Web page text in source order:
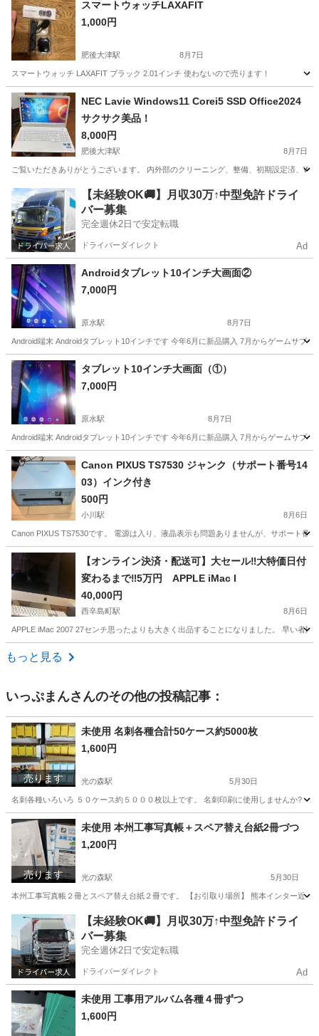
スマートウォッチLAXAFIT
1,000円
肥後大津駅 8月7日
スマートウォッチ LAXAFIT ブラック 2.01インチ 使わないので売ります！
熊本 菊池郡
NEC Lavie Windows11 Corei5 SSD Office2024
サクサク美品！
8,000円
肥後大津駅 8月7日
ご覧いただきありがとうございます。 内外部のクリーニング、整備、初期設定済、
熊本 菊池郡 肥後大津駅 ノートパソコン SSD
【未経験OK🚚】月収30万↑中型免許ドライ
バー募集
完全週休2日で安定転職
ドライバーダイレクト Ad
Androidタブレット10インチ大画面②
7,000円
原水駅 8月7日
Android端末 Androidタブレット10インチです 今年6月に新品購入 7月からゲームサブ
熊本 菊池郡 原水駅 デスクトップパソコン
タブレット10インチ大画面（①）
7,000円
原水駅 8月7日
Android端末 Androidタブレット10インチです 今年6月に新品購入 7月からゲームサブ
熊本 菊池郡
Canon PIXUS TS7530 ジャンク（サポート番号14
03）インク付き
500円
小川駅 8月6日
Canon PIXUS TS7530です。 電源は入り、液晶表示も問題ありませんが、サポート番
熊本 宇城市 小川駅 プリンター
【オンライン決済・配送可】大セール‼️大特価日付
変わるまで‼️5万円 APPLE iMac I
40,000円
西辛島町駅 8月6日
APPLE iMac 2007 27センチ思ったよりも大きく出品することになりました。 早い者
熊本 熊本市
もっと見る
いっぷまんさんのその他の投稿記事：
売ります
未使用 名刺各種合計50ケース約5000枚
1,600円
光の森駅 5月30日
名刺各種いろいろ ５０ケース約５０００枚以上です。 名刺印刷に使用しませんか?
熊本 熊本市 光の森駅 OA用品 セブンイレブン
売ります
未使用 本州工事写真帳＋スペア替え台紙2冊づつ
1,200円
光の森駅 5月30日
本州工事写真帳２冊とスペア替え台紙２冊です。 【お引取り場所】 熊本インター近
熊本 熊本市 光の森駅 OA用品 セブンイレブン
【未経験OK🚚】月収30万↑中型免許ドライ
バー募集
完全週休2日で安定転職
ドライバーダイレクト Ad
未使用 工事用アルバム各種４冊ずつ
1,600円